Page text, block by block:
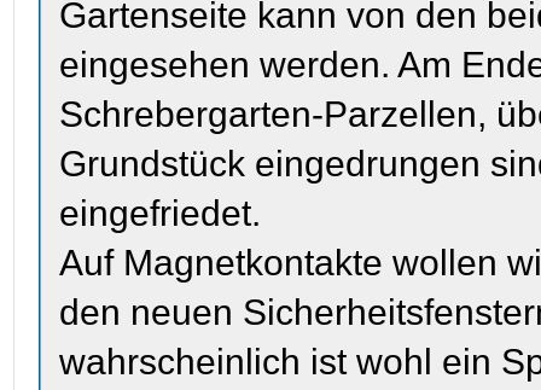
Gartenseite kann von den
eingesehen werden. Am
Schrebergarten-Parzellen,
Grundstück eingedrungen
eingefriedet.
Auf Magnetkontakte wollen
den neuen
wahrscheinlich ist wohl ein